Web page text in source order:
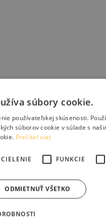
súbory cookie.
používateľskej skúsenosti.
súborov cookie v súlade s
Prečítať viac
CIELENIE FUNKCIE
ODMIETNUŤ VŠETKO